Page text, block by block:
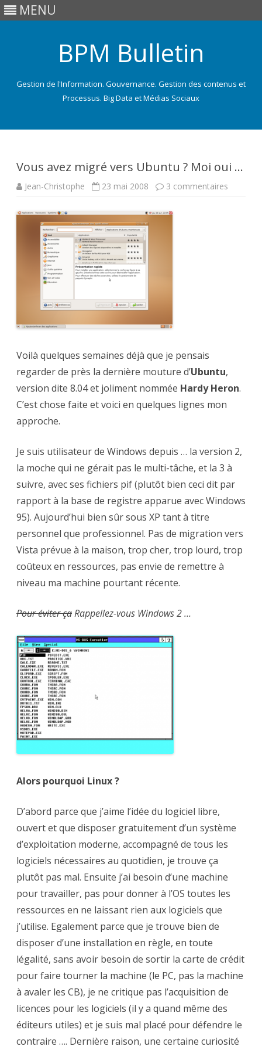
MENU
BPM Bulletin
Gestion de l'Information. Gouvernance. Gestion des contenus et
Processus. Big Data et Médias Sociaux
Vous avez migré vers Ubuntu ? Moi oui …
Jean-Christophe 23 mai 2008 3 commentaires
Voilà quelques semaines déjà que je pensais
regarder de près la dernière mouture d’Ubuntu,
version dite 8.04 et joliment nommée Hardy Heron.
C’est chose faite et voici en quelques lignes mon
approche.
Je suis utilisateur de Windows depuis … la version 2,
la moche qui ne gérait pas le multi-tâche, et la 3 à
suivre, avec ses fichiers pif (plutôt bien ceci dit par
rapport à la base de registre apparue avec Windows
95). Aujourd’hui bien sûr sous XP tant à titre
personnel que professionnel. Pas de migration vers
Vista prévue à la maison, trop cher, trop lourd, trop
coûteux en ressources, pas envie de remettre à
niveau ma machine pourtant récente.
Pour éviter çaRappellez-vous Windows 2 …
Alors pourquoi Linux ?
D’abord parce que j’aime l’idée du logiciel libre,
ouvert et que disposer gratuitement d’un système
d’exploitation moderne, accompagné de tous les
logiciels nécessaires au quotidien, je trouve ça
plutôt pas mal. Ensuite j’ai besoin d’une machine
pour travailler, pas pour donner à l’OS toutes les
ressources en ne laissant rien aux logiciels que
j’utilise. Egalement parce que je trouve bien de
disposer d’une installation en règle, en toute
légalité, sans avoir besoin de sortir la carte de crédit
pour faire tourner la machine (le PC, pas la machine
à avaler les CB), je ne critique pas l’acquisition de
licences pour les logiciels (il y a quand même des
éditeurs utiles) et je suis mal placé pour défendre le
contraire …. Dernière raison, une certaine curiosité